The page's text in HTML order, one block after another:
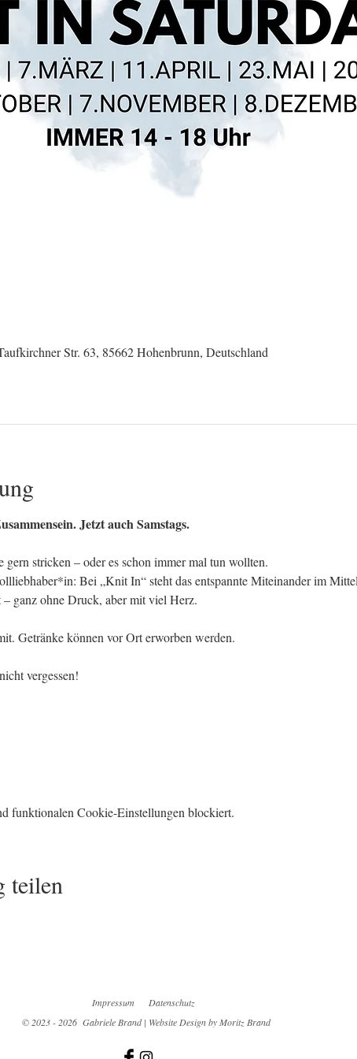
Str. 63, 85662 Hohenbrunn, Deutschland
Jetzt auch Samstags.
stricken – oder es schon immer mal tun wollten.
Bei „Knit In“ steht das entspannte Miteinander im
ganz ohne Druck, aber mit viel Herz.
Getränke können vor Ort erworben werden.
vergessen!
funktionalen Cookie-Einstellungen blockiert.
teilen
Impressum
Datenschutz
© 2023 - 2026 Gabriele Brand | Website Design by Moritz Brand